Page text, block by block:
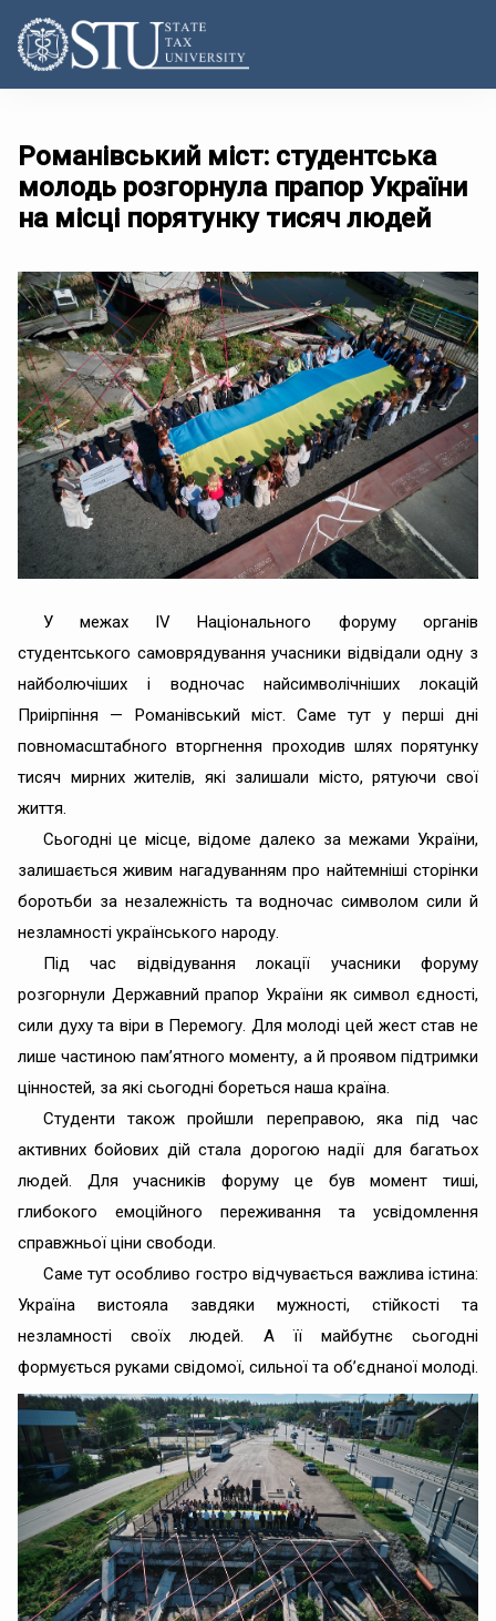
Романівський міст: студентська
молодь розгорнула прапор України
на місці порятунку тисяч людей
У межах ІV Національного форуму органів
студентського самоврядування учасники відвідали одну з
найболючіших і водночас найсимволічніших локацій
Приірпіння — Романівський міст. Саме тут у перші дні
повномасштабного вторгнення проходив шлях порятунку
тисяч мирних жителів, які залишали місто, рятуючи свої
життя.
Сьогодні це місце, відоме далеко за межами України,
залишається живим нагадуванням про найтемніші сторінки
боротьби за незалежність та водночас символом сили й
незламності українського народу.
Під час відвідування локації учасники форуму
розгорнули Державний прапор України як символ єдності,
сили духу та віри в Перемогу. Для молоді цей жест став не
лише частиною пам’ятного моменту, а й проявом підтримки
цінностей, за які сьогодні бореться наша країна.
Студенти також пройшли переправою, яка під час
активних бойових дій стала дорогою надії для багатьох
людей. Для учасників форуму це був момент тиші,
глибокого емоційного переживання та усвідомлення
справжньої ціни свободи.
Саме тут особливо гостро відчувається важлива істина:
Україна вистояла завдяки мужності, стійкості та
незламності своїх людей. А її майбутнє сьогодні
формується руками свідомої, сильної та об’єднаної молоді.